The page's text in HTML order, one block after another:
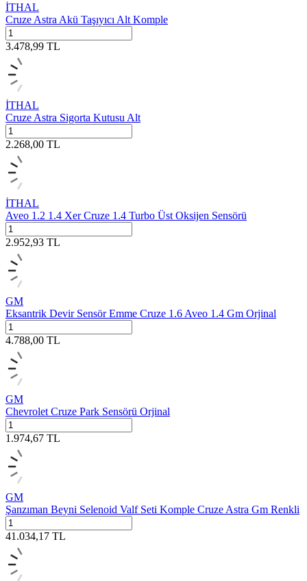
İTHAL
Cruze Astra Akü Taşıyıcı Alt Komple
3.478,99 TL
İTHAL
Cruze Astra Sigorta Kutusu Alt
2.268,00 TL
İTHAL
Aveo 1.2 1.4 Xer Cruze 1.4 Turbo Üst Oksijen Sensörü
2.952,93 TL
GM
Eksantrik Devir Sensör Emme Cruze 1.6 Aveo 1.4 Gm Orjinal
4.788,00 TL
GM
Chevrolet Cruze Park Sensörü Orjinal
1.974,67 TL
GM
Şanzıman Beyni Selenoid Valf Seti Komple Cruze Astra Gm Renkli
41.034,17 TL